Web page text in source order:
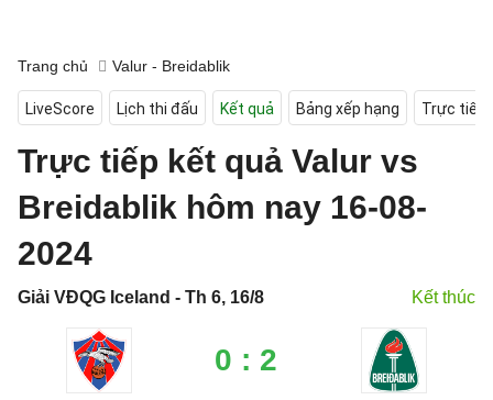
Trang chủ Valur - Breidablik
LiveScore Lịch thi đấu Kết quả Bảng xếp hạng Trực tiếp
Trực tiếp kết quả Valur vs
Breidablik hôm nay 16-08-
2024
Giải VĐQG Iceland - Th 6, 16/8 Kết thúc
0 : 2